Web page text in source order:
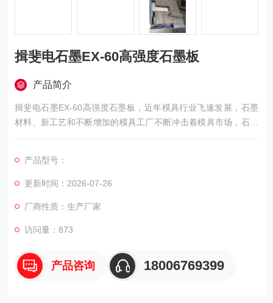
揖斐电石墨EX-60高强度石墨板
产品简介
揖斐电石墨EX-60高强度石墨板，近年模具行业飞速发展，石墨
材料、新工艺和不断增加的模具工厂不断冲击着模具市场，石墨
以其良好的物理和化学性能逐渐成为模具制作的材料。
产品型号：
更新时间：2026-07-26
厂商性质：生产厂家
访问量：873
产品咨询 18006769399